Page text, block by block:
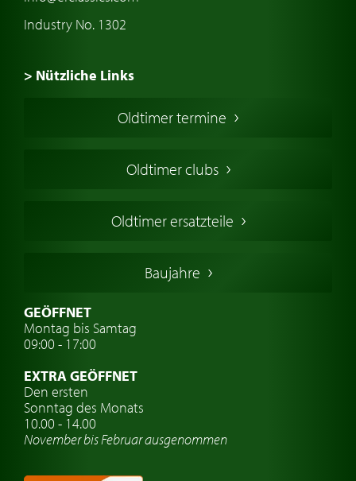
Industry No. 1302
> Nützliche Links
Oldtimers in Europa
Englische Oldtimer
Deutsche Oldtimer
Schwedische Oldtimer
Oldtimer mit h-kennzeichen
Auto Oldtimer Markt
Oldtimer-Versicherung
Oldtimer-Clubs
Oldtimer-Reisen
Oldtimer termine
Oldtimer clubs
Oldtimer ersatzteile
Baujahre
GEÖFFNET
Montag bis Samtag
09:00 - 17:00
EXTRA GEÖFFNET
Den ersten
Sonntag des Monats
10.00 - 14.00
November bis Februar ausgenommen